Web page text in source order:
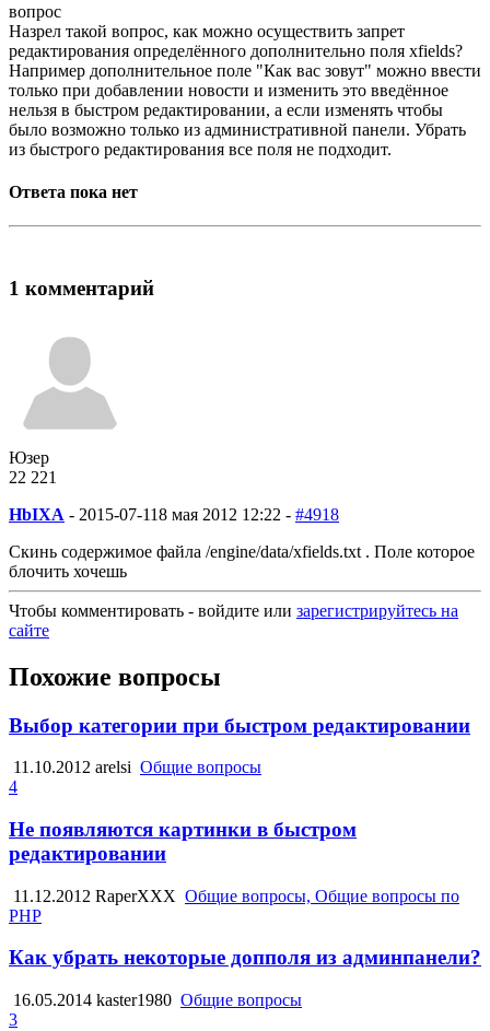
вопрос
Назрел такой вопрос, как можно осуществить запрет
редактирования определённого дополнительно поля xfields?
Например дополнительное поле "Как вас зовут" можно ввести
только при добавлении новости и изменить это введённое
нельзя в быстром редактировании, а если изменять чтобы
было возможно только из административной панели. Убрать
из быстрого редактирования все поля не подходит.
Ответа пока нет
1 комментарий
Юзер
22 221
HbIXA - 2015-07-118 мая 2012 12:22 - #4918
Скинь содержимое файла /engine/data/xfields.txt . Поле которое
блочить хочешь
Чтобы комментировать - войдите или зарегистрируйтесь на
сайте
Похожие вопросы
Выбор категории при быстром редактировании
11.10.2012 arelsi Общие вопросы
4
Не появляются картинки в быстром
редактировании
11.12.2012 RaperXXX Общие вопросы, Общие вопросы по
PHP
Как убрать некоторые допполя из админпанели?
16.05.2014 kaster1980 Общие вопросы
3